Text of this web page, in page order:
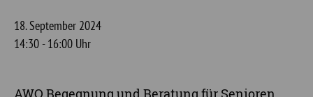
18. September 2024
14:30 - 16:00 Uhr
AWO Begegnung und Beratung für Senioren